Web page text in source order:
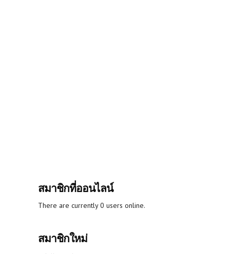
สมาชิกที่ออนไลน์
There are currently 0 users online.
สมาชิกใหม่